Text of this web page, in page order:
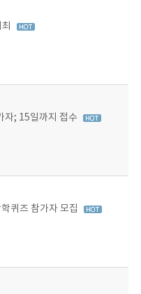
자; 15일까지 접수
퀴즈 참가자 모집